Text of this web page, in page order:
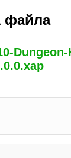
файла